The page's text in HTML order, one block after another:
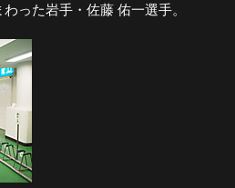
った岩手・佐藤 佑一選手。